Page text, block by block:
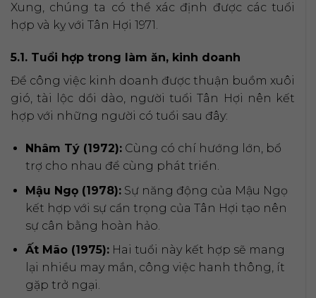
Xung, chúng ta có thể xác định được các tuổi
hợp và kỵ với Tân Hợi 1971.
5.1. Tuổi hợp trong làm ăn, kinh doanh
Để công việc kinh doanh được thuận buồm xuôi
gió, tài lộc dồi dào, người tuổi Tân Hợi nên kết
hợp với những người có tuổi sau đây:
Nhâm Tý (1972):Cùng có chí hướng lớn, bổ
trợ cho nhau để cùng phát triển.
Mậu Ngọ (1978):Sự năng động của Mậu Ngọ
kết hợp với sự cẩn trọng của Tân Hợi tạo nên
sự cân bằng hoàn hảo.
Ất Mão (1975):Hai tuổi này kết hợp sẽ mang
lại nhiều may mắn, công việc hanh thông, ít
gặp trở ngại.